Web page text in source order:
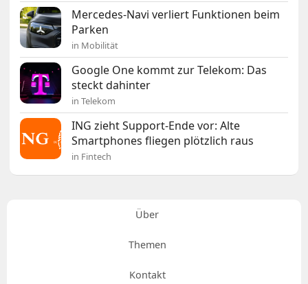
Mercedes-Navi verliert Funktionen beim
Parken
in Mobilität
Google One kommt zur Telekom: Das
steckt dahinter
in Telekom
ING zieht Support-Ende vor: Alte
Smartphones fliegen plötzlich raus
in Fintech
Über
Themen
Kontakt